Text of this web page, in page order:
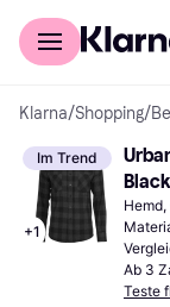
Für Shopper
Klarna/Shopping/
Im Trend
+1
Ab 3
Teste